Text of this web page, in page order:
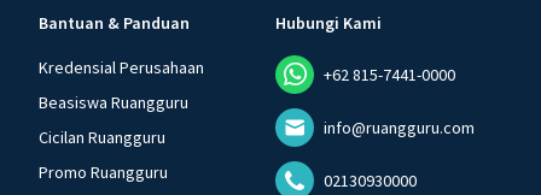
Bantuan & Panduan
Kredensial Perusahaan
Beasiswa Ruangguru
Cicilan Ruangguru
Promo Ruangguru
Hubungi Kami
+62 815-7441-0000
info@ruangguru.com
02130930000